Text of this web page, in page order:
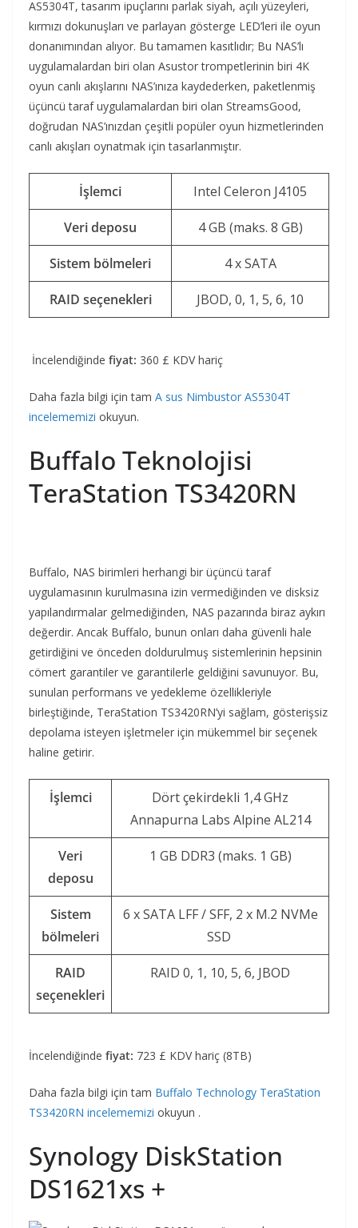
AS5304T, tasarım ipuçlarını parlak siyah, açılı yüzeyleri,
kırmızı dokunuşları ve parlayan gösterge LED’leri ile oyun
donanımından alıyor. Bu tamamen kasıtlıdır; Bu NAS’lı
uygulamalardan biri olan Asustor trompetlerinin biri 4K
oyun canlı akışlarını NAS’ınıza kaydederken, paketlenmiş
üçüncü taraf uygulamalardan biri olan StreamsGood,
doğrudan NAS’ınızdan çeşitli popüler oyun hizmetlerinden
canlı akışları oynatmak için tasarlanmıştır.
İşlemci Intel Celeron J4105
Veri deposu 4 GB (maks. 8 GB)
Sistem bölmeleri 4 x SATA
RAID seçenekleri JBOD, 0, 1, 5, 6, 10
İncelendiğinde fiyat: 360 £ KDV hariç
Daha fazla bilgi için tam A sus Nimbustor AS5304T
incelememizi okuyun.
Buffalo Teknolojisi
TeraStation TS3420RN
Buffalo, NAS birimleri herhangi bir üçüncü taraf
uygulamasının kurulmasına izin vermediğinden ve disksiz
yapılandırmalar gelmediğinden, NAS pazarında biraz aykırı
değerdir. Ancak Buffalo, bunun onları daha güvenli hale
getirdiğini ve önceden doldurulmuş sistemlerinin hepsinin
cömert garantiler ve garantilerle geldiğini savunuyor. Bu,
sunulan performans ve yedekleme özellikleriyle
birleştiğinde, TeraStation TS3420RN’yi sağlam, gösterişsiz
depolama isteyen işletmeler için mükemmel bir seçenek
haline getirir.
İşlemci
Dört çekirdekli 1,4 GHz
Annapurna Labs Alpine AL214
Veri
deposu
1 GB DDR3 (maks. 1 GB)
Sistem
bölmeleri
6 x SATA LFF / SFF, 2 x M.2 NVMe
SSD
RAID
seçenekleri
RAID 0, 1, 10, 5, 6, JBOD
İncelendiğinde fiyat: 723 £ KDV hariç (8TB)
Daha fazla bilgi için tam Buffalo Technology TeraStation
TS3420RN incelememizi okuyun .
Synology DiskStation
DS1621xs +